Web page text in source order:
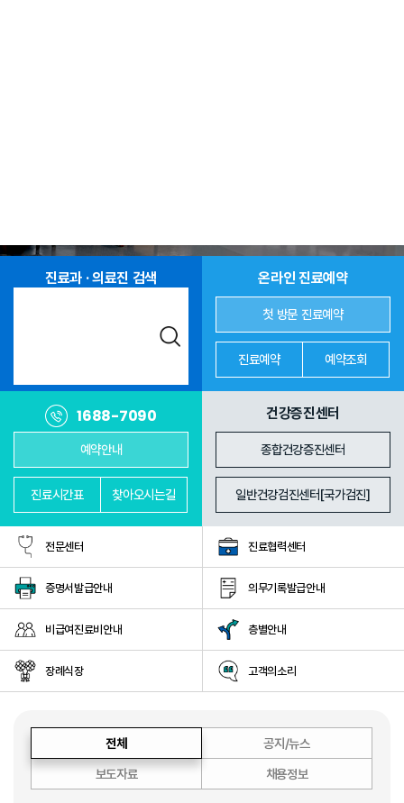
진료과 · 의료진 검색
진료과 의료진
온라인 진료예약
첫 방문 진료예약
진료예약 예약조회
1688-7090
예약안내
진료시간표 찾아오시는길
건강증진센터
종합건강증진센터
일반건강검진센터[국가검진]
전문센터 진료협력센터
증명서발급안내 의무기록발급안내
비급여진료비안내 층별안내
장례식장 고객의소리
전체
공지/뉴스
보도자료
채용정보